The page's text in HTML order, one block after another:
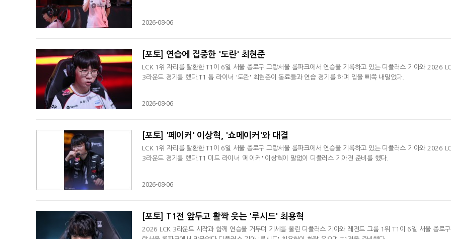
2026-08-06
[포토] 연습에 집중한 '도란' 최현준
LCK 1위 자리를 탈환한 T1이 6일 서울 종로구 그랑서울 롤파크에서 연승을 기록하고 있는 디플러스 기아와 2026
3라운드 경기를 했다.T1 톱 라이너 '도란' 최현준이 동료들과 연습 경기를 하며 입을 삐쭉 내밀었다.
2026-08-06
[포토] '페이커' 이상혁, '쇼메이커'와 대결
LCK 1위 자리를 탈환한 T1이 6일 서울 종로구 그랑서울 롤파크에서 연승을 기록하고 있는 디플러스 기아와 2026
3라운드 경기를 했다.T1 미드 라이너 '페이커' 이상혁이 말없이 디플러스 기아전 준비를 했다.
2026-08-06
[포토] T1전 앞두고 활짝 웃는 '루시드' 최용혁
2026 LCK 3라운드 시작과 함께 연승을 거두며 기세를 올린 디플러스 기아와 레전드 그룹 1위 T1이 6일 서울 종로